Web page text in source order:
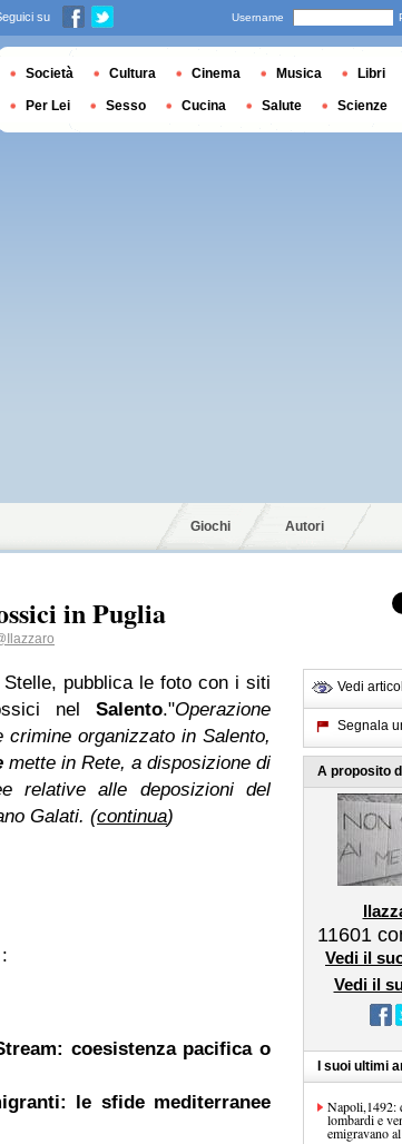
Giochi Autori
in Puglia
pubblica le foto con i siti
nel Salento."Operazione
organizzato in Salento,
mette in Rete, a disposizione di
relative alle deposizioni del
Galati. (continua)
coesistenza pacifica o
le sfide mediterranee
Vedi
Segnala
A proposito
11601
Vedi il
Vedi il
I suoi ultimi
Napoli,1492:
lombardi e
emigravano
su Username
Società Cultura Cinema Musica Libri
Per Lei Sesso Cucina Salute Scienze